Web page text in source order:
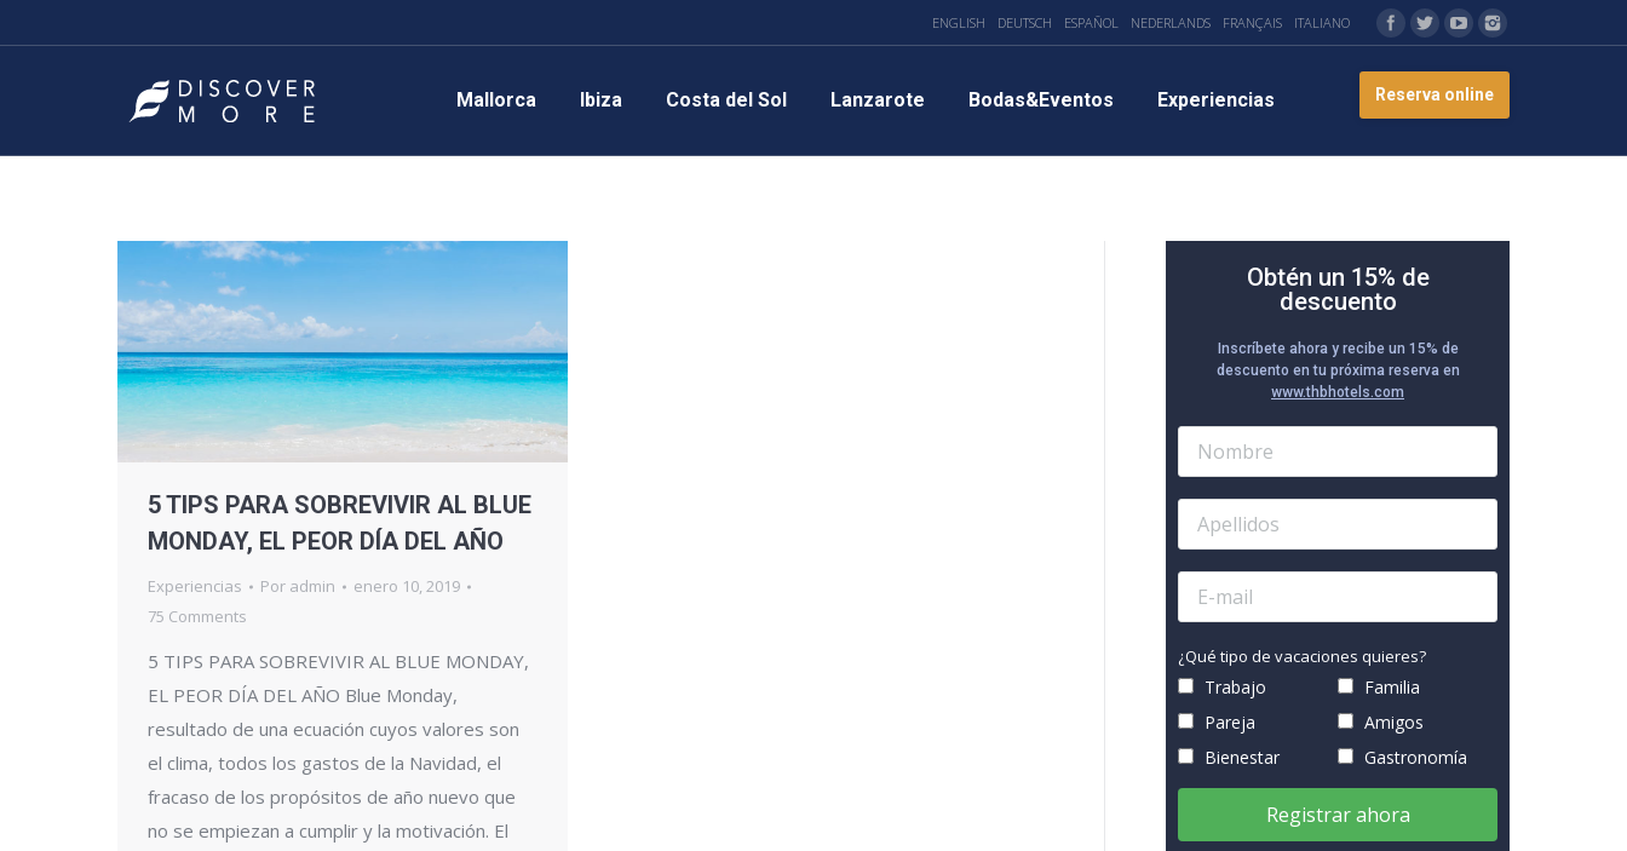
ENGLISH DEUTSCH ESPAÑOL NEDERLANDS FRANÇAIS ITALIANO
Mallorca Ibiza Costa del Sol Lanzarote Bodas&Eventos Experiencias Reserva online
5 TIPS PARA SOBREVIVIR AL BLUE
MONDAY, EL PEOR DÍA DEL AÑO
Experiencias Por admin
enero 10, 2019
75 Comments
5 TIPS PARA SOBREVIVIR AL BLUE MONDAY,
EL PEOR DÍA DEL AÑO Blue Monday,
resultado de una ecuación cuyos valores son
el clima, todos los gastos de la Navidad, el
fracaso de los propósitos de año nuevo que
no se empiezan a cumplir y la motivación. El
Obtén un 15% de
descuento
Inscríbete ahora y recibe un 15% de
descuento en tu próxima reserva en
www.thbhotels.com
¿Qué tipo de vacaciones quieres?
Trabajo
Familia
Pareja
Amigos
Bienestar
Gastronomía
Registrar ahora